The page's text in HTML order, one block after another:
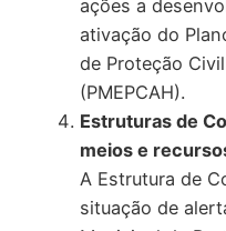
ações a
ativação do
de Proteção
(PMEPCAH).
Estruturas de
meios e
A Estrutura de
situação de